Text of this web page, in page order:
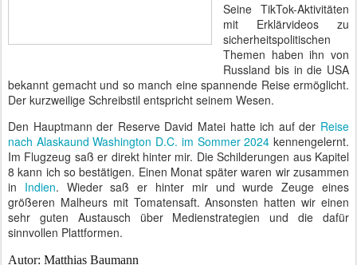
Seine TikTok-Aktivitäten
mit Erklärvideos zu
sicherheitspolitischen
Themen haben ihn von
Russland bis in die USA
bekannt gemacht und so manch eine spannende Reise ermöglicht.
Der kurzweilige Schreibstil entspricht seinem Wesen.
Den Hauptmann der Reserve David Matei hatte ich auf der Reise
nach Alaskaund Washington D.C. im Sommer 2024 kennengelernt.
Im Flugzeug saß er direkt hinter mir. Die Schilderungen aus Kapitel
8 kann ich so bestätigen. Einen Monat später waren wir zusammen
in Indien. Wieder saß er hinter mir und wurde Zeuge eines
größeren Malheurs mit Tomatensaft. Ansonsten hatten wir einen
sehr guten Austausch über Medienstrategien und die dafür
sinnvollen Plattformen.
Autor: Matthias Baumann